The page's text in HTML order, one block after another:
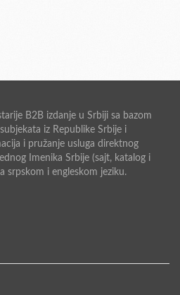
B2B izdanje u Srbiji sa bazom
iz Republike Srbije i
i pružanje usluga direktnog
Imenika Srbije (sajt, katalog i
srpskom i engleskom jeziku.